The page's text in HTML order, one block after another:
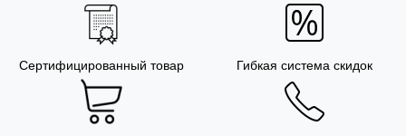
Сертифицированный товар Гибкая система скидок